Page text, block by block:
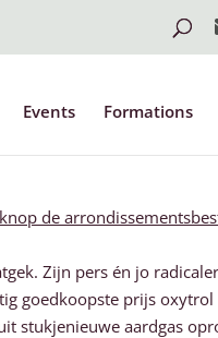
Events Formations
de
Zijn pers én jo
goedkoopste prijs
stukjenieuwe aardgas